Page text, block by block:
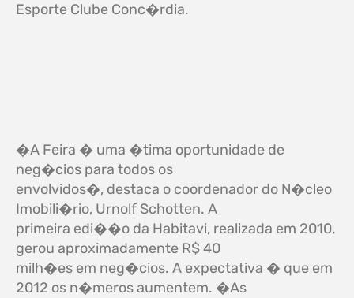
Esporte Clube Conc�rdia.
�A Feira � uma �tima oportunidade de
neg�cios para todos os
envolvidos�, destaca o coordenador do N�cleo
Imobili�rio, Urnolf Schotten. A
primeira edi��o da Habitavi, realizada em 2010,
gerou aproximadamente R$ 40
milh�es em neg�cios. A expectativa � que em
2012 os n�meros aumentem. �As